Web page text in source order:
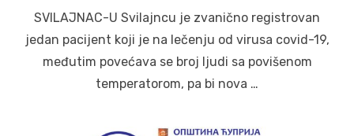
SVILAJNAC-U Svilajncu je zvanično registrovan
jedan pacijent koji je na lečenju od virusa covid-19,
međutim povećava se broj ljudi sa povišenom
temperatorom, pa bi nova …